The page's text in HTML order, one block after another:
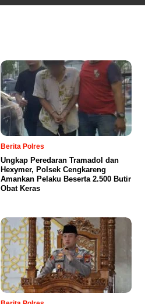
Berita Polres
Ungkap Peredaran Tramadol dan
Hexymer, Polsek Cengkareng
Amankan Pelaku Beserta 2.500 Butir
Obat Keras